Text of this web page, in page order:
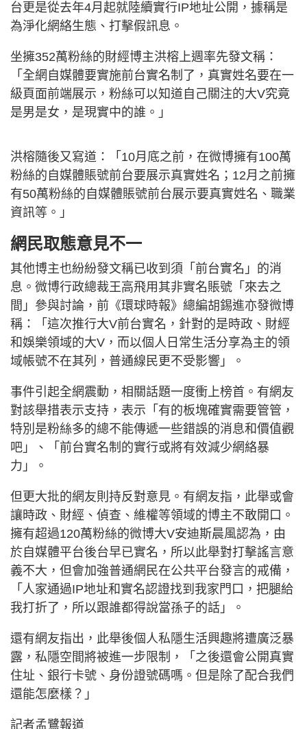
台更是從去年4月起就陸續實行IP地址公開，據稱是
為淨化網絡生態、打擊假訊息。
坐擁352萬粉絲的財經博主洪榕上週率先發文稱：
「全網自媒體要實施前台實名制了，真實姓名要在一
級頁面前端展示，粉絲可以知道自己關注的大V究竟
是男是女，是現實中的誰。」
洪榕隨後又寫道：「10月底之前，在微博擁有100萬
粉絲的自媒體賬號前台要展示真實姓名；12月之前擁
有50萬粉絲的自媒體賬號前台展示要真實姓名、職業
資訊等。」
網民取態意見不一
其他博主也紛紛發文稱已收到須「前台實名」的消
息。微博行政總裁王高飛用其非實名賬號「來去之
間」參與討論，前《環球時報》總編胡錫進亦發微博
稱：「這次推行大V前台實名，針對的是時政、財經
和娛樂領域的大V，而以個人日常生活分享為主的領
域帳號不在其列，普通線民更不受影響」。
事件引起全網震動，相關話題一度衝上榜首。有網友
對該舉措表示支持，表示「有的板塊確實需要管管，
特別是粉絲多的總不能傳遞一些錯誤的消息和價值觀
吧」、「前台實名制的實行或將有效減少網絡暴
力」。
但更大批的網友則持反對意見。有網友指，此舉或會
讓時政、財經、偵查、維權等領域的博主不敢開口。
擁有超過120萬粉絲的微博大V安迪斯晨風認為，由
於自媒體平台後台早已實名，所以此舉對打擊謠言意
義不大，但會加強普通網民在公共平台發言的戒備，
「人家通過IP地址和實名認證找到我家門口，把腿給
我打折了，所以跟誰都得說當孫子的話」。
還有網友指出，此舉後個人私隱生活興趣將遭廣泛暴
露，私隱空間將被進一步限制，「之後還會公開真實
住址、銀行卡號、身份證號碼嗎。但是除了配合我們
還能怎麼樣？」
記者孟鷺報道